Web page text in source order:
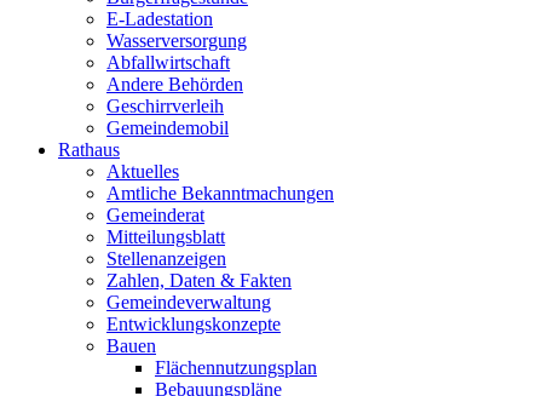
E-Ladestation
Wasserversorgung
Abfallwirtschaft
Andere Behörden
Geschirrverleih
Gemeindemobil
Rathaus
Aktuelles
Amtliche Bekanntmachungen
Gemeinderat
Mitteilungsblatt
Stellenanzeigen
Zahlen, Daten & Fakten
Gemeindeverwaltung
Entwicklungskonzepte
Bauen
Flächennutzungsplan
Bebauungspläne